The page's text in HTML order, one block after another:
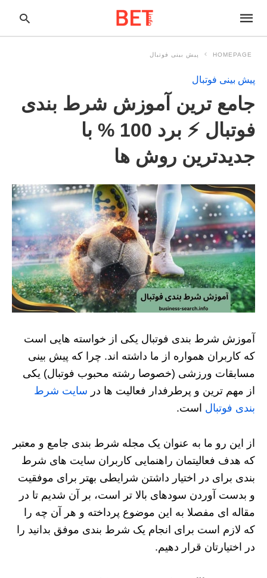
HOMEPAGE پیش بینی فوتبال
پیش بینی فوتبال
جامع ترین آموزش شرط بندی
فوتبال ⚡️ برد 100 % با
جدیدترین روش ها
آموزش شرط بندی فوتبال یکی از خواسته هایی است
که کاربران همواره از ما داشته اند. چرا که پیش بینی
مسابقات ورزشی (خصوصا رشته محبوب فوتبال) یکی
از مهم ترین و پرطرفدار فعالیت ها در سایت شرط
بندی فوتبال است.
از این رو ما به عنوان یک مجله شرط بندی جامع و معتبر
که هدف فعالیتمان راهنمایی کاربران سایت های شرط
بندی برای در اختیار داشتن شرایطی بهتر برای موفقیت
و بدست آوردن سودهای بالا تر است، بر آن شدیم تا در
مقاله ای مفصلا به این موضوع پرداخته و هر آن چه را
که لازم است برای انجام یک شرط بندی موفق بدانید را
در اختیارتان قرار دهیم.